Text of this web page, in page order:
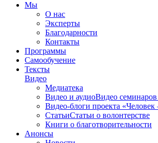
Мы
О нас
Эксперты
Благодарности
Контакты
Программы
Самообучение
Тексты
Видео
Медиатека
Видео и аудиоВидео
Видео-блоги проекта
СтатьиСтатьи о волонтерстве
Книги о благотворительности
Анонсы